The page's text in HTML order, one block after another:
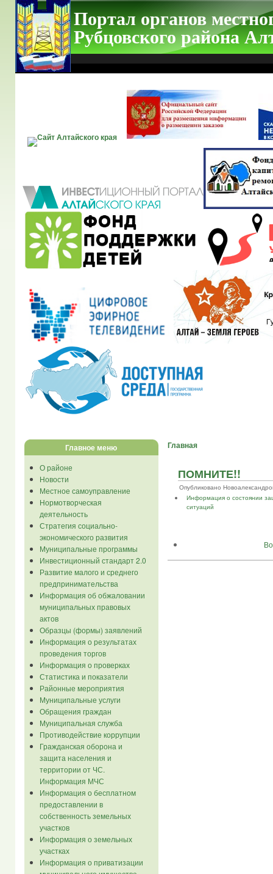
Портал органов
Рубцовского района
Главное меню
О районе
Новости
Местное самоуправление
Нормотворческая
деятельность
Стратегия социально-
экономического развития
Муниципальные программы
Инвестиционный стандарт 2.0
Развитие малого и среднего
предпринимательства
Информация об обжаловании
муниципальных правовых
актов
Образцы (формы) заявлений
Информация о результатах
проведения торгов
Информация о проверках
Статистика и показатели
Районные мероприятия
Муниципальные услуги
Обращения граждан
Муниципальная служба
Противодействие коррупции
Гражданская оборона и
защита населения и
территории от ЧС.
Информация МЧС
Информация о бесплатном
предоставлении в
собственность земельных
участков
Информация о земельных
участках
Информация о приватизации
Главная
ПОМНИТЕ!!
Опубликовано
Информация о состоянии
ситуаций